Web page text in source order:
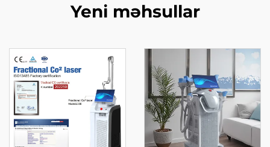
Yeni məhsullar